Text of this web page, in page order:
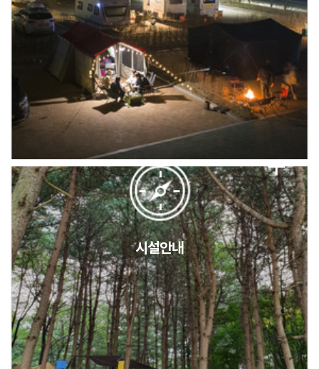
캠핑장(9월1일~6일) 미운영 공지
[6/1]전산시스템 점검 및 안정화에 따른 서비스 이용 제한 안내
시설안내